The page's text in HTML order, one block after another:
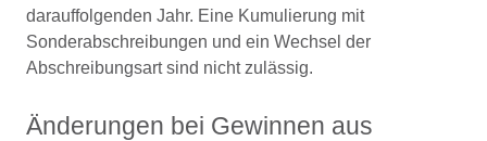
darauffolgenden Jahr. Eine Kumulierung mit
Sonderabschreibungen und ein Wechsel der
Abschreibungsart sind nicht zulässig.
Änderungen bei Gewinnen aus